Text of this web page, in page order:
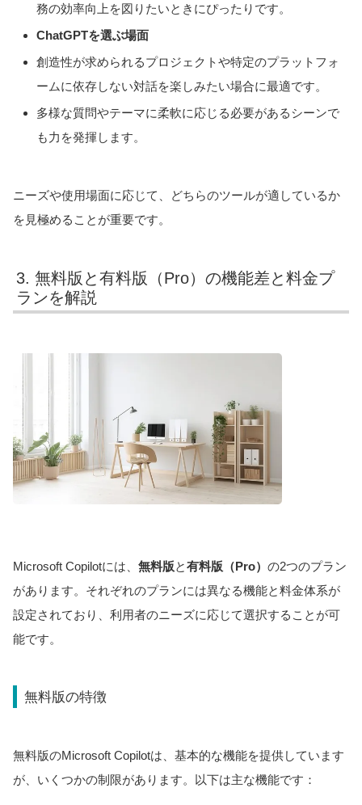
務の効率向上を図りたいときにぴったりです。
ChatGPTを選ぶ場面
創造性が求められるプロジェクトや特定のプラットフォ
ームに依存しない対話を楽しみたい場合に最適です。
多様な質問やテーマに柔軟に応じる必要があるシーンで
も力を発揮します。
ニーズや使用場面に応じて、どちらのツールが適しているか
を見極めることが重要です。
3. 無料版と有料版（Pro）の機能差と料金プ
ランを解説
Microsoft Copilotには、 無料版と有料版（Pro） の2つのプラン
があります。それぞれのプランには異なる機能と料金体系が
設定されており、利用者のニーズに応じて選択することが可
能です。
無料版の特徴
無料版のMicrosoft Copilotは、基本的な機能を提供しています
が、いくつかの制限があります。以下は主な機能です：